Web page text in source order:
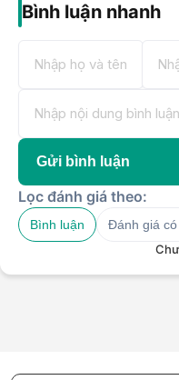
Bình luận nhanh
Gửi bình luận
Lọc đánh giá theo:
Bình luận Đánh giá